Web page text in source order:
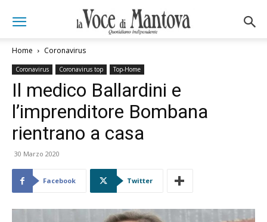
Home Coronavirus
Coronavirus Coronavirus top Top-Home
Il medico Ballardini e
l’imprenditore Bombana
rientrano a casa
30 Marzo 2020
Facebook Twitter